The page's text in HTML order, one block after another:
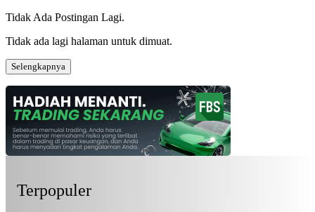
Tidak Ada Postingan Lagi.
Tidak ada lagi halaman untuk dimuat.
Selengkapnya
Terpopuler